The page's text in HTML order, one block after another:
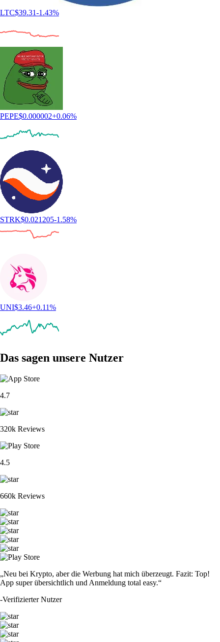
LTC$39.31-1.43%
PEPE$0.000002+0.06%
STRK$0.021205-1.58%
UNI$3.46+0.11%
Das sagen unsere Nutzer
4.7
320k Reviews
4.5
660k Reviews
„Neu bei Krypto, aber die Werbung hat mich überzeugt. Fazit: Top!
App super übersichtlich und Anmeldung total easy.“
-Verifizierter Nutzer